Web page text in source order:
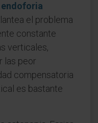
endoforia
el problema
constante
verticales,
las peor
compensatoria
es bastante